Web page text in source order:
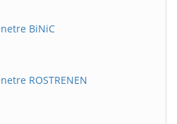
BiNiC
ROSTRENEN